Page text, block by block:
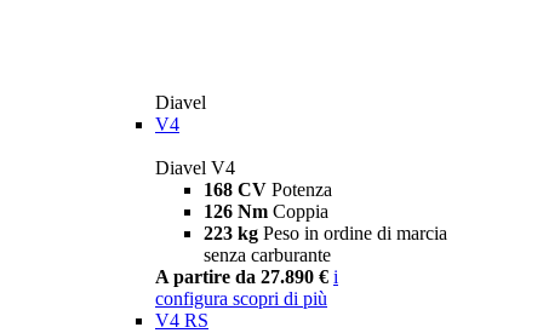
Diavel
V4
Diavel V4
168 CV Potenza
126 Nm Coppia
223 kg Peso in ordine di marcia
senza carburante
A partire da 27.890 € i
configura scopri di più
V4 RS